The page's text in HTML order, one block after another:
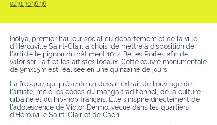
02 31 30 36 36
Inolya, premier bailleur social du département et de la ville
d’Hérouville Saint-Clair, a choisi de mettre à disposition de
l’artiste le pignon du bâtiment 1014 Belles Portes afin de
valoriser l’art et les artistes locaux. Cette œuvre monumentale
de 9mx15m est réalisée en une quinzaine de jours.
La fresque, qui présente un dessin extrait de l’ouvrage de
l’artiste, mêle les codes du manga traditionnel, de la culture
urbaine et du hip-hop français. Elle s’inspire directement de
l’adolescence de Victor Dermo, vécue dans les quartiers
d'Hérouville Saint-Clair et de Caen.